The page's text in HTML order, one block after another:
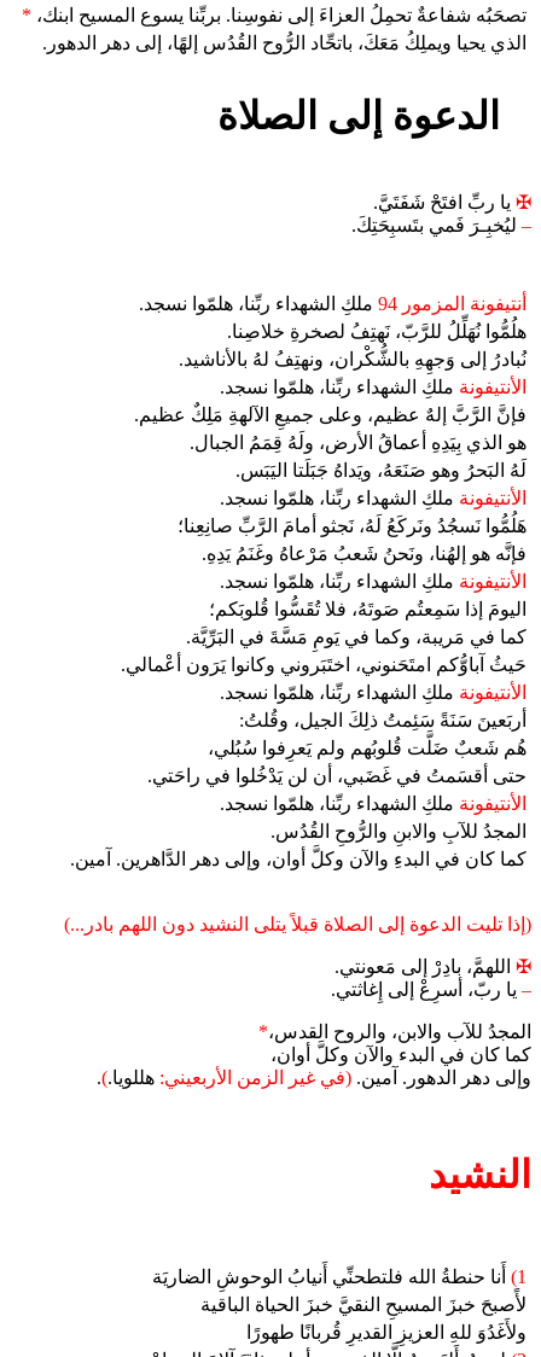
تصحَبُه شفاعةٌ تحمِلُ العزاءَ إلى نفوسِنا. بربِّنا يسوع المسيح ابنك، *
الذي يحيا ويملِكُ مَعَكَ، باتحِّاد الرُّوح القُدُس إلهًا، إلى دهر الدهور.
الدعوة إلى الصلاة
✠ يا ربِّ افتَحْ شَفَتَيَّ.
– ليُخبِـرَ فَمي بتَسبِحَتِكَ.
أنتيفونة المزمور 94
ملكِ الشهداء ربِّنا، هلمّوا نسجد.
هلُمُّوا نُهَلِّلُ للرَّبّ، نَهتِفُ لصخرةِ خلاصِنا.
نُبادرُ إلى وَجهِهِ بالشُّكْران، ونهتِفُ لهُ بالأناشيد.
الأنتيفونة ملكِ الشهداء ربِّنا، هلمّوا نسجد.
فإنَّ الرَّبَّ إلهٌ عظيم، وعلى جميعِ الآلهةِ مَلِكٌ عظيم.
هو الذي بِيَدِهِ أعماقُ الأرض، ولَهُ قِمَمُ الجبال.
لَهُ البَحرُ وهو صَنَعَهُ، ويَداهُ جَبَلَتا اليَبَس.
الأنتيفونة ملكِ الشهداء ربِّنا، هلمّوا نسجد.
هَلُمُّوا نَسجُدُ ونَركَعُ لَهُ، نَجثو أمامَ الرَّبِّ صانِعِنا؛
فإنَّه هو إلهُنا، ونَحنُ شَعبُ مَرْعاهُ وغَنَمُ يَدِهِ.
الأنتيفونة ملكِ الشهداء ربِّنا، هلمّوا نسجد.
اليومَ إذا سَمِعتُم صَوتَهُ، فلا تُقَسُّوا قُلوبَكم؛
كما في مَريبة، وكما في يَومِ مَسَّةَ في البَرِّيَّة.
حَيثُ آباوُّكم امتَحَنوني، اختَبَروني وكانوا يَرَون أعْمالي.
الأنتيفونة ملكِ الشهداء ربِّنا، هلمّوا نسجد.
أربَعينَ سَنَةً سَئِمتُ ذلِكَ الجيل، وقُلتُ:
هُم شَعبٌ ضَلَّت قُلوبُهم ولم يَعرِفوا سُبُلي،
حتى أقسَمتُ في غَضَبي، أن لن يَدْخُلوا في راحَتي.
الأنتيفونة ملكِ الشهداء ربِّنا، هلمّوا نسجد.
المجدُ للآبِ والابنِ والرُّوحِ القُدُس.
كما كان في البدءِ والآن وكلَّ أوان، وإلى دهر الدَّاهرين. آمين.
(إذا تليت الدعوة إلى الصلاة قبلاً يتلى النشيد دون اللهم بادر...)
✠ اللهمَّ، بادِرْ إلى مَعونتي.
– يا ربّ، أسرِعْ إلى إِغاثتي.
المجدُ للآب والابن، والروح القدس،*
كما كان في البدء والآن وكلَّ أوان،
وإلى دهر الدهور. آمين. (في غير الزمن الأربعيني: هللويا.)
.
النشيد
1)
أَنا حنطةُ الله فلتطحنِّي أَنيابُ الوحوشِ الضاريَة
لأًصبحَ خبزَ المسيحِ النقيَّ خبزَ الحياة الباقية
ولأَغَدُوَ للهِ العزيزِ القديرِ قُربانًا طهورًا